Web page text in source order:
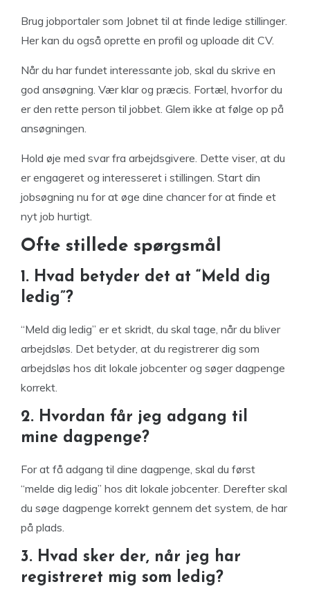
Brug jobportaler som Jobnet til at finde ledige stillinger.
Her kan du også oprette en profil og uploade dit CV.
Når du har fundet interessante job, skal du skrive en
god ansøgning. Vær klar og præcis. Fortæl, hvorfor du
er den rette person til jobbet. Glem ikke at følge op på
ansøgningen.
Hold øje med svar fra arbejdsgivere. Dette viser, at du
er engageret og interesseret i stillingen. Start din
jobsøgning nu for at øge dine chancer for at finde et
nyt job hurtigt.
Ofte stillede spørgsmål
1. Hvad betyder det at “Meld dig
ledig”?
“Meld dig ledig” er et skridt, du skal tage, når du bliver
arbejdsløs. Det betyder, at du registrerer dig som
arbejdsløs hos dit lokale jobcenter og søger dagpenge
korrekt.
2. Hvordan får jeg adgang til
mine dagpenge?
For at få adgang til dine dagpenge, skal du først
“melde dig ledig” hos dit lokale jobcenter. Derefter skal
du søge dagpenge korrekt gennem det system, de har
på plads.
3. Hvad sker der, når jeg har
registreret mig som ledig?